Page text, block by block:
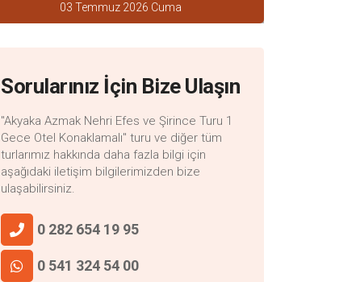
03 Temmuz 2026 Cuma
Sorularınız İçin Bize Ulaşın
"Akyaka Azmak Nehri Efes ve Şirince Turu 1
Gece Otel Konaklamalı" turu ve diğer tüm
turlarımız hakkında daha fazla bilgi için
aşağıdaki iletişim bilgilerimizden bize
ulaşabilirsiniz.
0 282 654 19 95
0 541 324 54 00